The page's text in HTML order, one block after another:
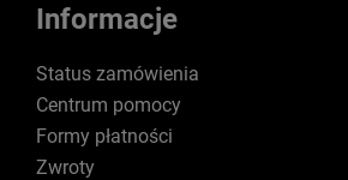
Informacje
Status zamówienia
Centrum pomocy
Formy płatności
Zwroty